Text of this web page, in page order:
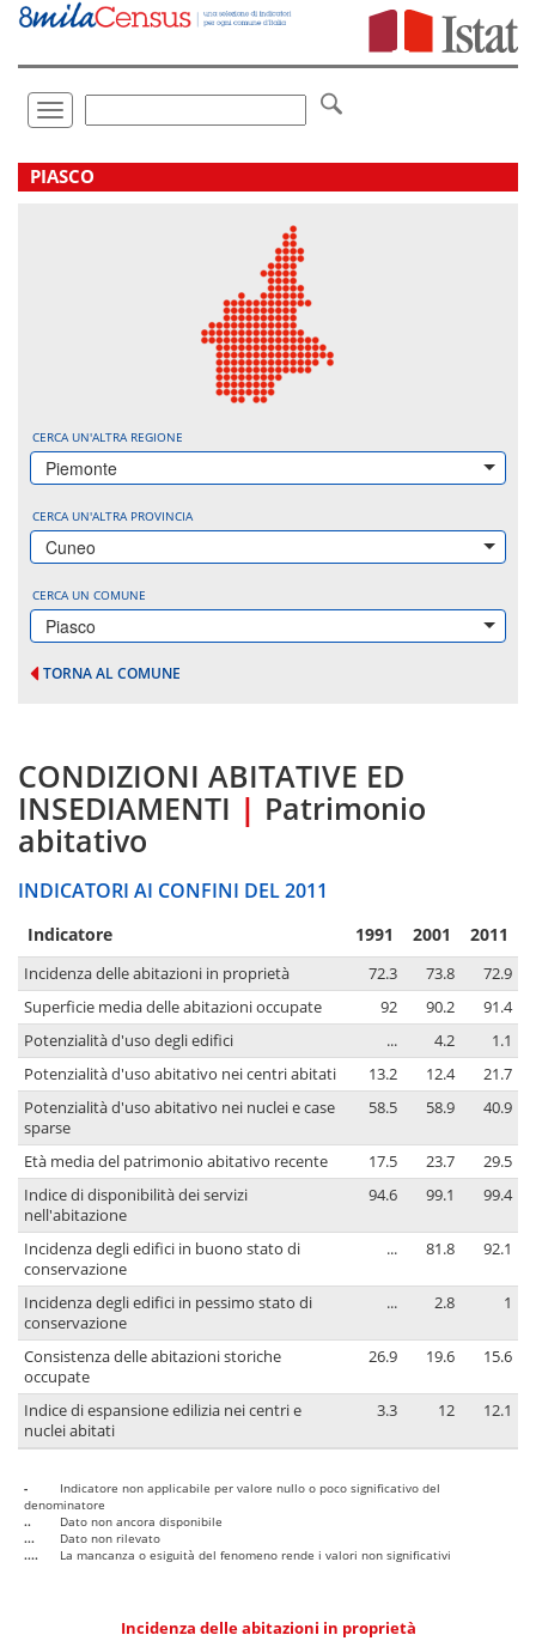
Vai
direttamente
Toggle
navigation
.
PIASCO
CERCA UN'ALTRA REGIONE
Piemonte
CERCA UN'ALTRA PROVINCIA
Cuneo
CERCA UN COMUNE
Piasco
TORNA AL COMUNE
CONDIZIONI ABITATIVE ED
INSEDIAMENTI | Patrimonio
abitativo
INDICATORI AI CONFINI DEL 2011
Indicatore 1991 2001 2011
Incidenza delle abitazioni in proprietà 72.3 73.8
72.9
Superficie media delle abitazioni occupate
92 90.2
91.4
Potenzialità d'uso degli edifici
... 4.2
1.1
Potenzialità d'uso abitativo nei centri abitati
13.2 12.4
21.7
Potenzialità d'uso abitativo nei nuclei e case
sparse
58.5 58.9 40.9
Età media del patrimonio abitativo recente 17.5 23.7
29.5
Indice di disponibilità dei servizi
nell'abitazione
94.6 99.1 99.4
Incidenza degli edifici in buono stato di
conservazione
... 81.8 92.1
Incidenza degli edifici in pessimo stato di
conservazione
... 2.8 1
Consistenza delle abitazioni storiche
occupate
26.9 19.6 15.6
Indice di espansione edilizia nei centri e
nuclei abitati
3.3 12 12.1
-
Indicatore non applicabile per valore nullo o poco significativo del
denominatore
..
Dato non ancora disponibile
...
Dato non rilevato
....
La mancanza o esiguità del fenomeno rende i valori non significativi
Incidenza delle abitazioni in proprietà